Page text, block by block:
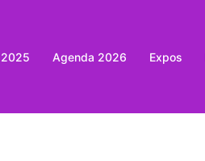
Agenda 2026 Expos